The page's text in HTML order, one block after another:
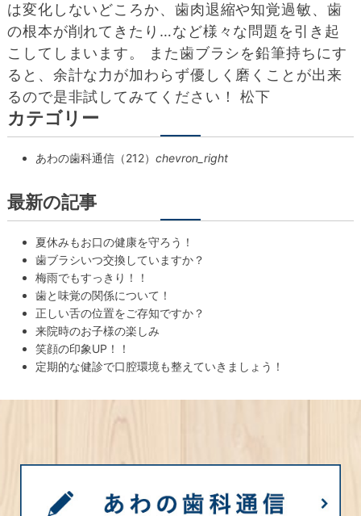
は変化しないどころか、歯肉退縮や知覚過敏、歯
の根本が削れてきたり…など様々な問題を引き起
こしてしまいます。 また歯ブラシを鉛筆持ちにす
ると、余計な力が加わらず優しく磨くことが出来
るので是非試してみてください！ 松下
カテゴリー
あわの歯科通信（212） chevron_right
最新の記事
夏休みもお口の健康を守ろう！
歯ブラシいつ交換していますか？
梅雨でもすっきり！！
歯と味覚の関係について！
正しい舌の位置をご存知ですか？
来院時のお子様の楽しみ
笑顔の印象UP！！
定期的な健診で口腔環境も整えていきましょう！